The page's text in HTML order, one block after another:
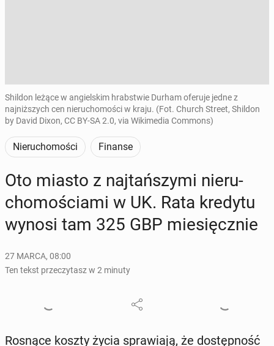
Shildon leżące w angielskim hrabstwie Durham oferuje jedne z
najniższych cen nieruchomości w kraju. (Fot. Church Street, Shildon
by David Dixon, CC BY-SA 2.0, via Wikimedia Commons)
Nieruchomości Finanse
Oto miasto z naj­tań­szy­mi nie­ru­
cho­mo­ścia­mi w UK. Rata kredytu
wynosi tam 325 GBP mie­sięcz­nie
27 MARCA, 08:00
Ten tekst przeczytasz w 2 minuty
Rosnące koszty życia spra­wia­ją, że do­stęp­ność